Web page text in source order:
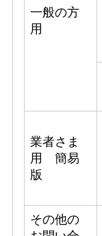
一般の方
用
業者さま
用 簡易
版
その他の